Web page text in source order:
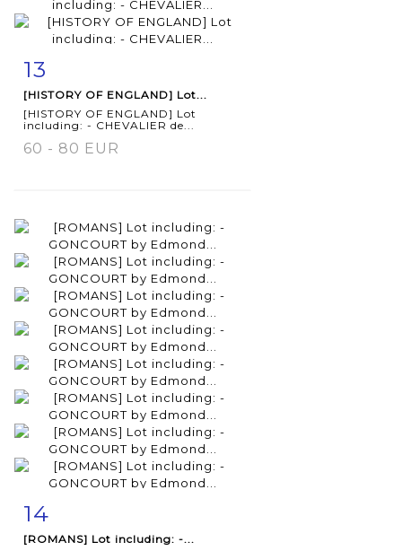
Item detail
13
[HISTORY OF ENGLAND] Lot...
[HISTORY OF ENGLAND] Lot
including: - CHEVALIER de...
60 - 80 EUR
Item detail
14
[ROMANS] Lot including: -...